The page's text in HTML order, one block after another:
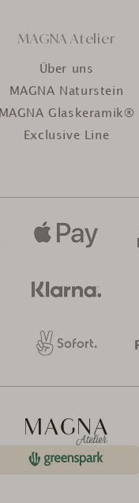
MAGNA Atelier
Über uns
MAGNA Naturstein
MAGNA Glaskeramik®
Exclusive Line